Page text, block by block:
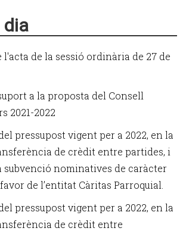
dia
l'acta de la sessió ordinària de 27 de
a la proposta del Consell
2021-2022
pressupost vigent per a 2022, en la
de crèdit entre partides, i
subvenció nominatives de caràcter
de l’entitat Càritas Parroquial.
pressupost vigent per a 2022, en la
de crèdit entre